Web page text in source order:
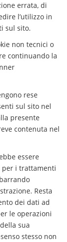
errata, di
l’utilizzo in
sul sito.
non tecnici o
continuando la
rese
sul sito nel
presente
contenuta nel
essere
per i trattamenti
Resta
dei dati ad
le operazioni
sua
stesso non